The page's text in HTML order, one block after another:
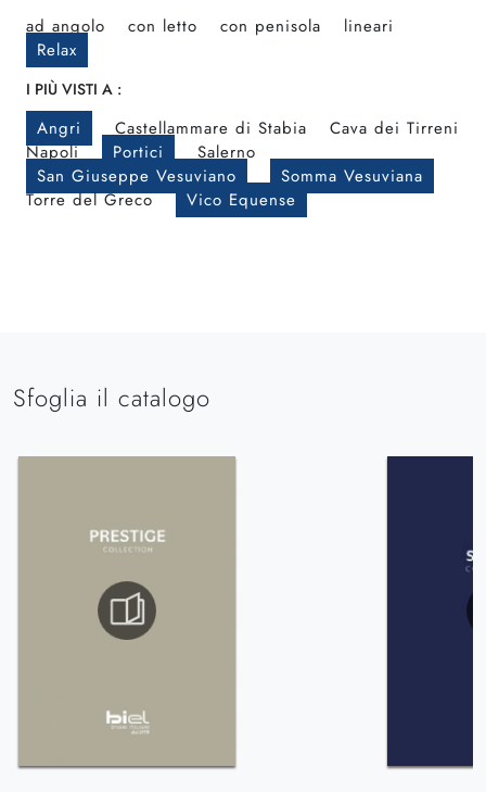
ad angolo con letto con penisola
lineari
Relax
I PIÙ VISTI A :
Angri Castellammare di Stabia
Cava dei Tirreni
Napoli
Portici
Salerno
San Giuseppe Vesuviano
Somma Vesuviana
Torre del Greco
Vico Equense
Sfoglia il catalogo